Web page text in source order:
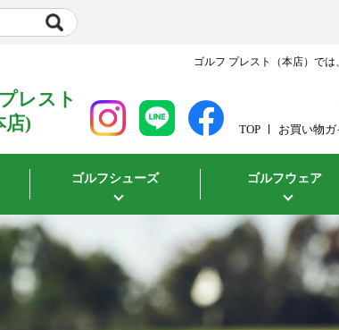
ゴルフ プレスト（本店）で
レスト
店)
TOP お買い物ガ
ゴルフシューズ ゴルフウェア